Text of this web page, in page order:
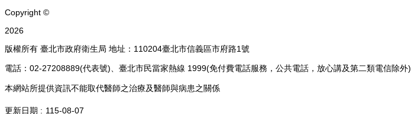
Copyright ©
2026
版權所有 臺北市政府衛生局 地址：110204臺北市信義區市府路1號
電話：02-27208889(代表號)、臺北市民當家熱線 1999(免付費電話服務，公共電話，放心講及第二類電信除外)
本網站所提供資訊不能取代醫師之治療及醫師與病患之關係
更新日期 115-08-07